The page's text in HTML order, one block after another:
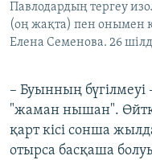
Павлодардың тергеу
(оң жақта) пен онымен
Елена Семенова. 26
– Буынның
"жаман нышан".
қарт кісі сонша
отырса басқаша